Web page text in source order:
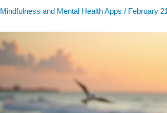
Mindfulness and Mental Health Apps / February